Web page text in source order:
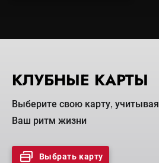
КЛУБНЫЕ КАРТЫ
Выберите свою карту, учитывая
Ваш ритм жизни
Выбрать карту